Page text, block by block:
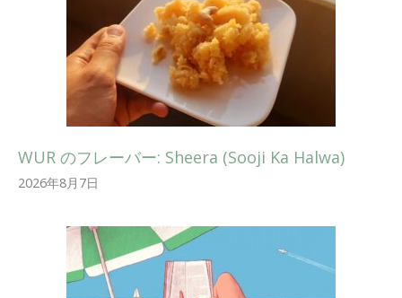
WUR のフレーバー: Sheera (Sooji Ka Halwa)
2026年8月7日